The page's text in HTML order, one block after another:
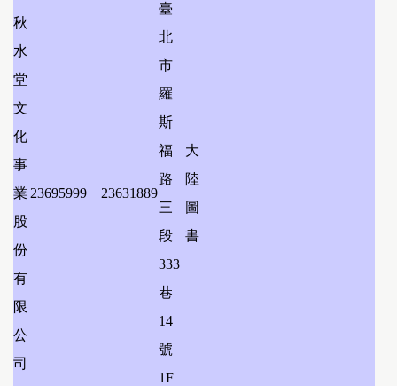
秋
水
堂
文
化
事
業
股
份
有
限
公
司
23695999 23631889
臺
北
市
羅
斯
福
路
三
段
333
巷
14
號
1F
大
陸
圖
書